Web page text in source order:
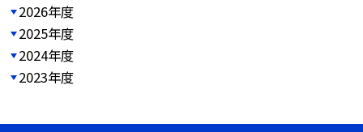
2026年度
2025年度
2024年度
2023年度